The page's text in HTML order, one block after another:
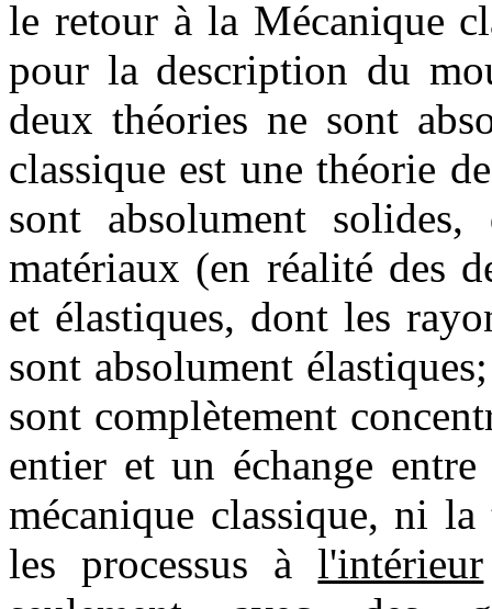
le retour à la Mécanique
pour la description du
deux théories ne sont
classique est une théorie
sont absolument
matériaux (en réalité des
et élastiques, dont les
sont absolument
sont complètement
entier et un échange
mécanique classique, ni
les processus àl'intérieur